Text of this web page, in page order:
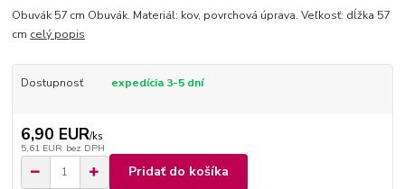
Obuvák 57 cm Obuvák. Materiál: kov, povrchová úprava. Veľkosť: dĺžka 57
cm celý popis
Dostupnosť expedícia 3-5 dní
6,90 EUR/ks
5,61 EUR bez DPH
Pridať do košíka